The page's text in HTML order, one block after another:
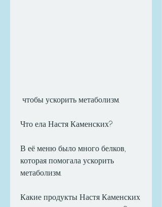
чтобы ускорить метаболизм.
Что ела Настя Каменских?
В её меню было много белков,
которая помогала ускорить
метаболизм.
Какие продукты Настя Каменских